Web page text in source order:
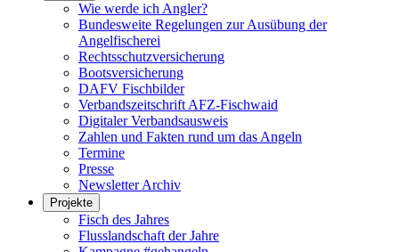
Wie werde ich Angler?
Bundesweite Regelungen zur Ausübung der
Angelfischerei
Rechtsschutzversicherung
Bootsversicherung
DAFV Fischbilder
Verbandszeitschrift AFZ-Fischwaid
Digitaler Verbandsausweis
Zahlen und Fakten rund um das Angeln
Termine
Presse
Newsletter Archiv
Projekte
Fisch des Jahres
Flusslandschaft der Jahre